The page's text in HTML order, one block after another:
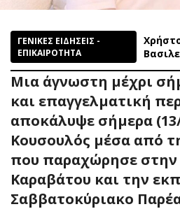
ΓΕΝΙΚΕΣ ΕΙΔΗΣΕΙΣ -
ΕΠΙΚΑΙΡΟΤΗΤΑ
Μια άγνωστη μέχρι
και επαγγελματική
αποκάλυψε σήμερα
Κουσουλός μέσα από
που παραχώρησε στην
Καραβάτου και την
Σαββατοκύριακο